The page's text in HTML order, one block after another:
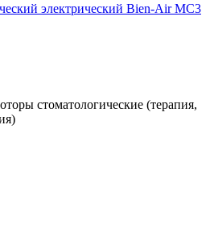
электрический Bien-Air MС3
стоматологические (терапия,